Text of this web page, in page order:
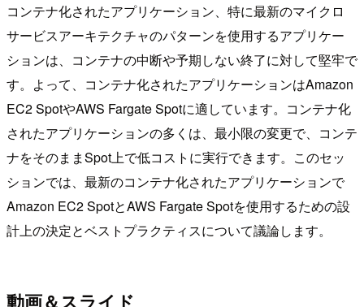
コンテナ化されたアプリケーション、特に最新のマイクロ
サービスアーキテクチャのパターンを使用するアプリケー
ションは、コンテナの中断や予期しない終了に対して堅牢で
す。よって、コンテナ化されたアプリケーションはAmazon
EC2 SpotやAWS Fargate Spotに適しています。コンテナ化
されたアプリケーションの多くは、最小限の変更で、コンテ
ナをそのままSpot上で低コストに実行できます。このセッ
ションでは、最新のコンテナ化されたアプリケーションで
Amazon EC2 SpotとAWS Fargate Spotを使用するための設
計上の決定とベストプラクティスについて議論します。
動画＆スライド